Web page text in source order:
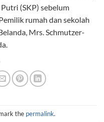
(SKP) sebelum
rumah dan sekolah
Mrs. Schmutzer-
the permalink.